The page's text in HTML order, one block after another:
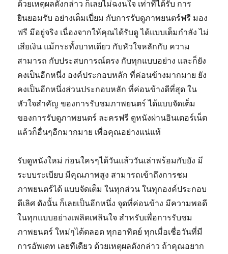
ด้วยเหตุผลดังกล่าว ก็เลยไม่ฉงนใจ เท่าที่ได้รับ การ
ยินยอมรับ อย่างเต็มเปี่ยม กับการรับดูภาพยนตร์ฟรี มอง
ฟรี มีอยู่จริง เนื่องจากให้คุณได้รับดู ได้แบบเต็มกำลัง ไม่
เสียเงิน แม้กระทั้งบาทเดียว กับหัวใจหลักกับ ความ
สามารถ กับประสบการณ์ตรง กับทุกแบบอย่าง และก็ยัง
คงเป็นอีกหนึ่ง องค์ประกอบหลัก ที่ค่อนข้างมากมาย ยัง
คงเป็นอีกหนึ่งส่วนประกอบหลัก ที่ค่อนข้างดีที่สุด ใน
หัวใจสำคัญ ของการรับชมภาพยนตร์ ได้แบบจัดเต็ม
ของการรับดูภาพยนตร์ ละครฟรี ดูหนังผ่านอินเตอร์เน็ต
แล้วก็อื่นๆอีกมากมาย เพื่อคุณอย่างแน่แท้
รับดูหนังใหม่ ก่อนใครๆได้วันแล้ววันเล่าพร้อมกับยัง มี
ระบบระเบียบ มีคุณภาพสูง สามารถเข้าถึงการชม
ภาพยนตร์ได้ แบบจัดเต็ม ในทุกส่วน ในทุกองค์ประกอบ
ดีเลิศ ดังนั้น ก็เลยเป็นอีกหนึ่ง จุดที่ค่อนข้าง มีความพอดี
ในทุกแบบอย่างเพลิดเพลินใจ สำหรับเพื่อการรับชม
ภาพยนตร์ ใหม่ๆได้ตลอด ทุกอาทิตย์ ทุกเมื่อเชื่อวันที่มี
การอัพเดท เลยทีเดียว ด้วยเหตุผลดังกล่าว ถ้าคุณอยาก